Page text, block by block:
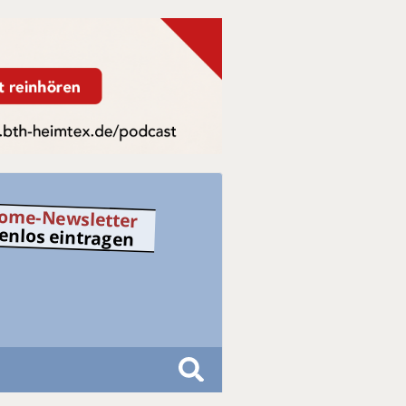
Newsletter
eintragen
S